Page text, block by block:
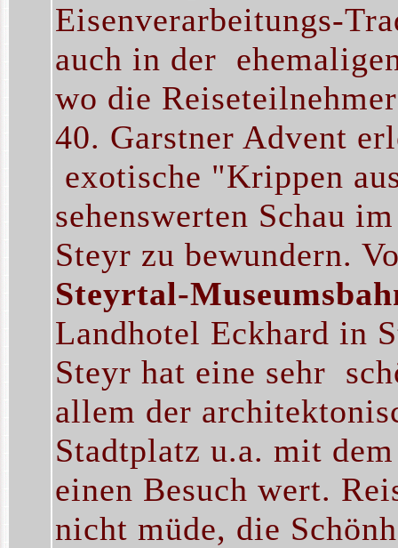
Eisenverarbeitungs-
auch in der
wo die
40. Garstner Advent
exotische "Krippen
sehenswerten Schau
Steyr zu bewundern.
Steyrtal-
Landhotel Eckhard in
Steyr hat eine sehr
allem der
Stadtplatz u.a. mit
einen Besuch wert.
nicht müde, die